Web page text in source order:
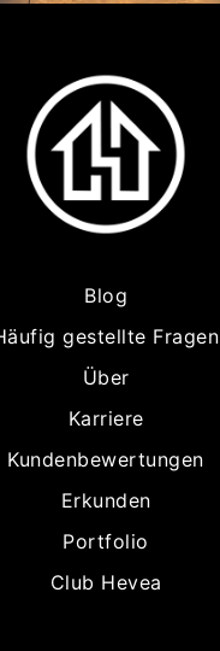
Blog
gestellte Fragen
Über
Karriere
Kundenbewertungen
Erkunden
Portfolio
Club Hevea